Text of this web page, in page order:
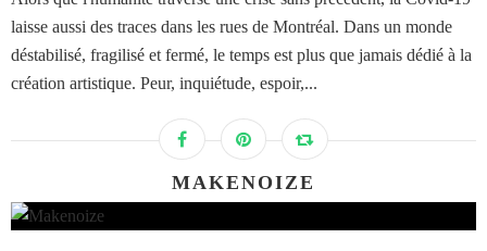
laisse aussi des traces dans les rues de Montréal. Dans un monde
déstabilisé, fragilisé et fermé, le temps est plus que jamais dédié à la
création artistique. Peur, inquiétude, espoir,...
MAKENOIZE